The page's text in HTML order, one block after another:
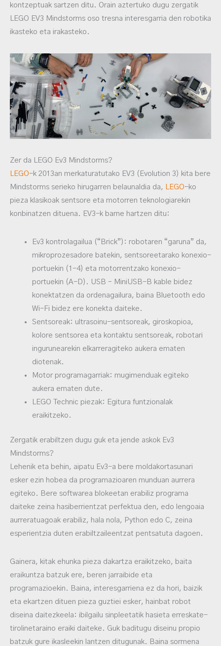
kontzeptuak sartzen ditu. Orain aztertuko dugu zergatik
LEGO EV3 Mindstorms oso tresna interesgarria den robotika
ikasteko eta irakasteko.
Zer da LEGO Ev3 Mindstorms?
LEGO-k 2013an merkaturatutako EV3 (Evolution 3) kita bere
Mindstorms serieko hirugarren belaunaldia da, LEGO-ko
pieza klasikoak sentsore eta motorren teknologiarekin
konbinatzen dituena. EV3-k barne hartzen ditu:
Ev3 kontrolagailua (“Brick”): robotaren “garuna” da,
mikroprozesadore batekin, sentsoreetarako konexio-
portuekin (1-4) eta motorrentzako konexio-
portuekin (A-D). USB – MiniUSB-B kable bidez
konektatzen da ordenagailura, baina Bluetooth edo
Wi-Fi bidez ere konekta daiteke.
Sentsoreak: ultrasoinu-sentsoreak, giroskopioa,
kolore sentsorea eta kontaktu sentsoreak, robotari
ingurunearekin elkarreragiteko aukera ematen
diotenak.
Motor programagarriak: mugimenduak egiteko
aukera ematen dute.
LEGO Technic piezak: Egitura funtzionalak
eraikitzeko.
Zergatik erabiltzen dugu guk eta jende askok Ev3
Mindstorms?
Lehenik eta behin, aipatu Ev3-a bere moldakortasunari
esker ezin hobea da programazioaren munduan aurrera
egiteko. Bere softwarea blokeetan erabiliz programa
daiteke zeina hasiberrientzat perfektua den, edo lengoaia
aurreratuagoak erabiliz, hala nola, Python edo C, zeina
esperientzia duten erabiltzaileentzat pentsatuta dagoen.
Gainera, kitak ehunka pieza dakartza eraikitzeko, baita
eraikuntza batzuk ere, beren jarraibide eta
programazioekin. Baina, interesgarriena ez da hori, baizik
eta ekartzen dituen pieza guztiei esker, hainbat robot
diseina daitezkeela: ibilgailu sinpleetatik hasieta erreskate-
tirolinetaraino eraiki daiteke. Guk baditugu diseinu propio
batzuk gure ikasleekin lantzen ditugunak. Baina sormena